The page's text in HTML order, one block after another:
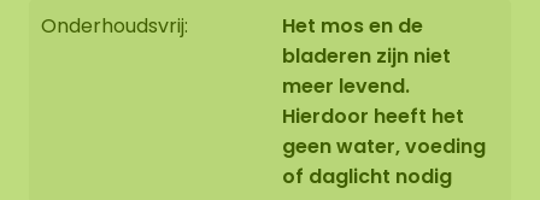
Een junglecirkel van diameter 1.00 cm heeft een
gewicht van +/- 20-25 KG (inclusief stalen lijst).
Ook kunnen we optioneel een akoestische plaat
(AkMOStico) in de junglecirkel verwerken voor een
optimale geluidsabsorptie. Dit zorgt voor 15% meer
Onderhoudsvrij:
Het mos en de
bladeren zijn niet
meer levend.
Hierdoor heeft het
geen water, voeding
of daglicht nodig